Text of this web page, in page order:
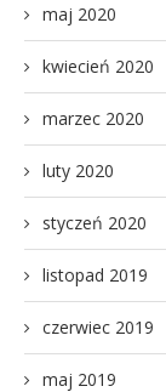
maj 2020
kwiecień 2020
marzec 2020
luty 2020
styczeń 2020
listopad 2019
czerwiec 2019
maj 2019